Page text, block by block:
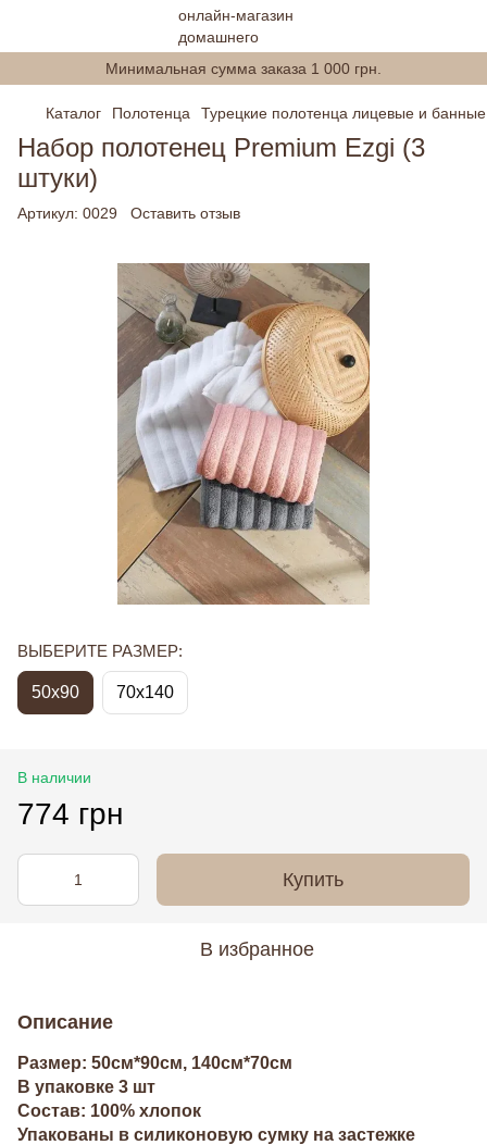
Минимальная сумма заказа 1 000 грн.
Каталог Полотенца Турецкие полотенца лицевые и банные
Набор полотенец Premium Ezgi (3
штуки)
Артикул: 0029 Оставить отзыв
ВЫБЕРИТЕ РАЗМЕР:
50x90 70x140
В наличии
774 грн
Купить
В избранное
Описание
Размер: 50см*90см, 140см*70см
В упаковке 3 шт
Состав: 100% хлопок
Упакованы в силиконовую сумку на застежке